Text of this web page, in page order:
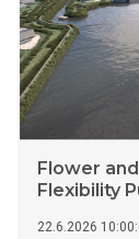
Flower
Flexibility
22.6.2026